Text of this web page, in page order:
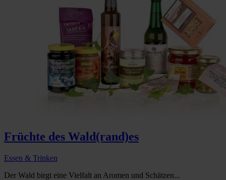
Früchte des Wald(rand)es
Essen & Trinken
Der Wald birgt eine Vielfalt an Aromen und Schätzen...